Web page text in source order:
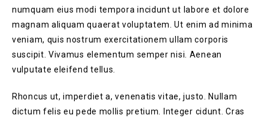
numquam eius modi tempora incidunt ut labore et dolore
magnam aliquam quaerat voluptatem. Ut enim ad minima
veniam, quis nostrum exercitationem ullam corporis
suscipit. Vivamus elementum semper nisi. Aenean
vulputate eleifend tellus.
Rhoncus ut, imperdiet a, venenatis vitae, justo. Nullam
dictum felis eu pede mollis pretium. Integer cidunt. Cras